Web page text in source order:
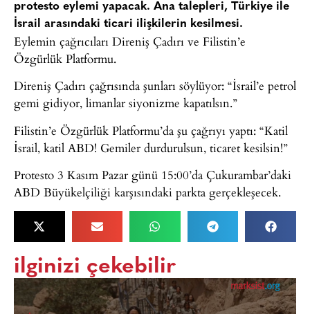
protesto eylemi yapacak. Ana talepleri, Türkiye ile
İsrail arasındaki ticari ilişkilerin kesilmesi.
Eylemin çağrıcıları Direniş Çadırı ve Filistin’e
Özgürlük Platformu.
Direniş Çadırı çağrısında şunları söylüyor: “İsrail’e petrol
gemi gidiyor, limanlar siyonizme kapatılsın.”
Filistin’e Özgürlük Platformu’da şu çağrıyı yaptı: “Katil
İsrail, katil ABD! Gemiler durdurulsun, ticaret kesilsin!”
Protesto 3 Kasım Pazar günü 15:00’da Çukurambar’daki
ABD Büyükelçiliği karşısındaki parkta gerçekleşecek.
ilginizi çekebilir